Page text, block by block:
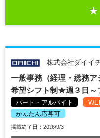
株式会社ダイイ
一般事務（経理・総務
希望シフト制★週３日～
パート・アルバイト
かんたん応募可
掲載終了日：2026/9/3